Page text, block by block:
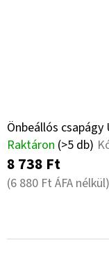
Önbeállós csapágy
Raktáron (>5 db)
8 738 Ft
(6 880 Ft ÁFA nélkül)